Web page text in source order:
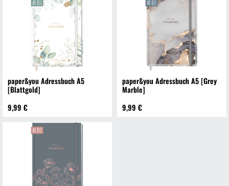
paper&you Adressbuch A5
[Blattgold]
9,99 €
paper&you Adressbuch A5 [Grey
Marble]
9,99 €